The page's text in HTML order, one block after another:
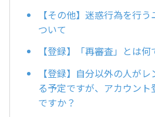
【その他】迷惑行為を行
ついて
【登録】「再審査」とは何
【登録】自分以外の人が
る予定ですが、アカウン
ですか？